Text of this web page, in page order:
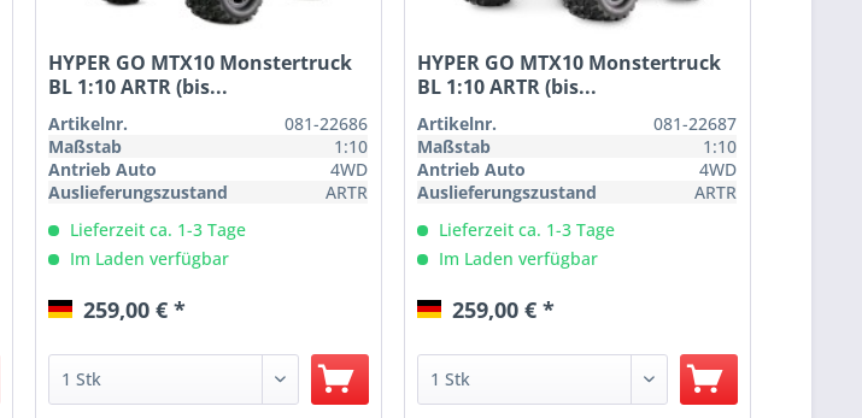
HYPER GO MTX10 Monstertruck
BL 1:10 ARTR (bis...
Artikelnr.
081-22686
Maßstab
1:10
Antrieb Auto
4WD
Auslieferungszustand
ARTR
Lieferzeit ca. 1-3 Tage
Im Laden verfügbar
259,00 € *
HYPER GO MTX10 Monstertruck
BL 1:10 ARTR (bis...
Artikelnr.
081-22687
Maßstab
1:10
Antrieb Auto
4WD
Auslieferungszustand
ARTR
Lieferzeit ca. 1-3 Tage
Im Laden verfügbar
259,00 € *